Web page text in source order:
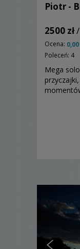
Piotr -
2500 zł
Ocena:
Poleceń: 4
Mega